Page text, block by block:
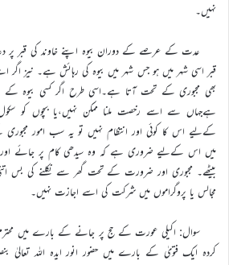
نہیں۔
عدت کے عرصے کے دوران بیوہ اپنے خاوند کی قبر پر
قبر اسی شہر میں ہو جس شہر میں بیوہ کی رہائش ہے۔ نیز
بھی مجبوری کے تحت آتا ہے۔اسی طرح اگر کسی بیوہ کے
ہےجہاں سے اسے رخصت ملنا ممکن نہیں،یا بچوں کو
کےلیے اس کا کوئی اور انتظام نہیں تو یہ سب امور
میں اس کےلیے ضروری ہے کہ وہ سیدھی کام پر جائے
بیٹھے۔ مجبوری اور ضرورت کے تحت گھر سے نکلنے کی بس
مجالس یا پروگراموں میں شرکت کی اسے اجازت نہیں۔
سوال: اکیلی عورت کے حج پر جانے کے بارے میں
کردہ ایک فتویٰ کے بارے میں حضور انور ایدہ اللہ تعالیٰ